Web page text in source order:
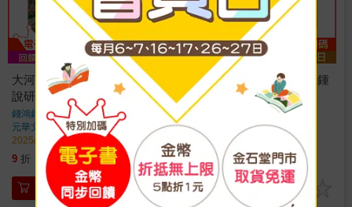
大河之下：鍾肇政中短篇小
說研究
錢鴻鈞
著
元華文創
出版
2025/08/04 出版
9 折 特價 468 元
加入購物車
戰後臺灣文學的建構者：鍾
肇政研究
錢鴻鈞
元華文創
出版
2024/10/17 出版
9 折 特價 540 元
加入購物車